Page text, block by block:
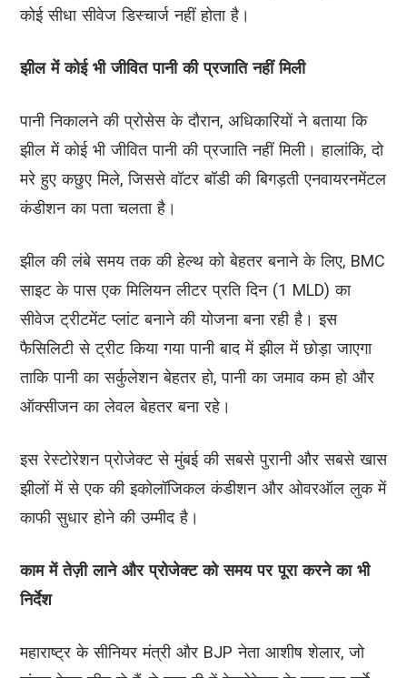
कोई सीधा सीवेज डिस्चार्ज नहीं होता है।
झील में कोई भी जीवित पानी की प्रजाति नहीं मिली
पानी निकालने की प्रोसेस के दौरान, अधिकारियों ने बताया कि
झील में कोई भी जीवित पानी की प्रजाति नहीं मिली। हालांकि, दो
मरे हुए कछुए मिले, जिससे वॉटर बॉडी की बिगड़ती एनवायरनमेंटल
कंडीशन का पता चलता है।
झील की लंबे समय तक की हेल्थ को बेहतर बनाने के लिए, BMC
साइट के पास एक मिलियन लीटर प्रति दिन (1 MLD) का
सीवेज ट्रीटमेंट प्लांट बनाने की योजना बना रही है। इस
फैसिलिटी से ट्रीट किया गया पानी बाद में झील में छोड़ा जाएगा
ताकि पानी का सर्कुलेशन बेहतर हो, पानी का जमाव कम हो और
ऑक्सीजन का लेवल बेहतर बना रहे।
इस रेस्टोरेशन प्रोजेक्ट से मुंबई की सबसे पुरानी और सबसे खास
झीलों में से एक की इकोलॉजिकल कंडीशन और ओवरऑल लुक में
काफी सुधार होने की उम्मीद है।
काम में तेज़ी लाने और प्रोजेक्ट को समय पर पूरा करने का भी
निर्देश
महाराष्ट्र के सीनियर मंत्री और BJP नेता आशीष शेलार, जो